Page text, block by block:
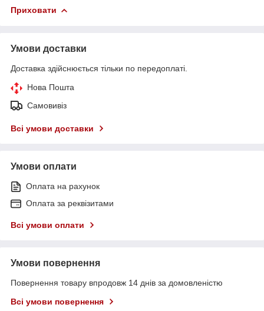
Приховати
Умови доставки
Доставка здійснюється тільки по передоплаті.
Нова Пошта
Самовивіз
Всі умови доставки
Умови оплати
Оплата на рахунок
Оплата за реквізитами
Всі умови оплати
Умови повернення
Повернення товару впродовж 14 днів за домовленістю
Всі умови повернення